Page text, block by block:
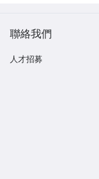
聯絡我們
人才招募